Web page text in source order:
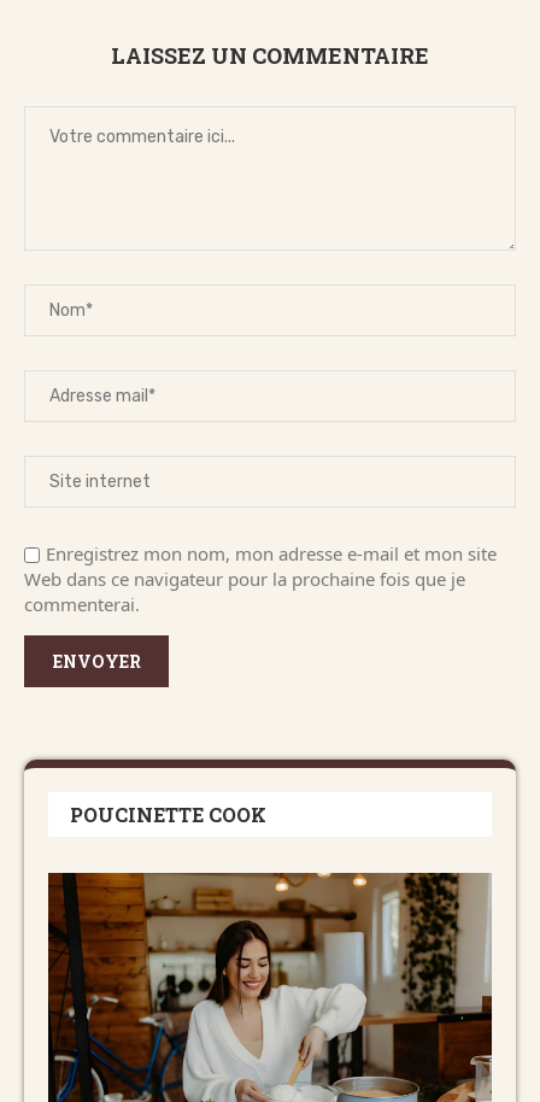
LAISSEZ UN COMMENTAIRE
Enregistrez mon nom, mon adresse e-mail et mon site
Web dans ce navigateur pour la prochaine fois que je
commenterai.
POUCINETTE COOK